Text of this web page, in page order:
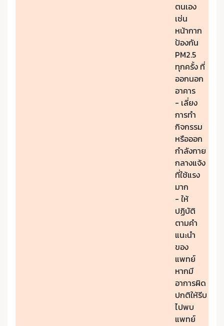
ตนเอง
เช่น
หน้ากาก
ป้องกัน
PM2.5
ทุกครั้ง ที่
ออกนอก
อาคาร
- เลี่ยง
การทำ
กิจกรรม
หรือออก
กำลังกาย
กลางแจ้ง
ที่ใช้แรง
มาก
- ให้
ปฏิบัติ
ตามคำ
แนะนำ
ของ
แพทย์
หากมี
อาการผิด
ปกติให้รีบ
ไปพบ
แพทย์